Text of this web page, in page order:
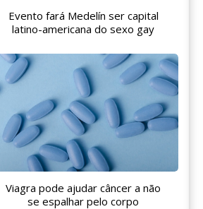
Evento fará Medelín ser capital
latino-americana do sexo gay
Viagra pode ajudar câncer a não
se espalhar pelo corpo